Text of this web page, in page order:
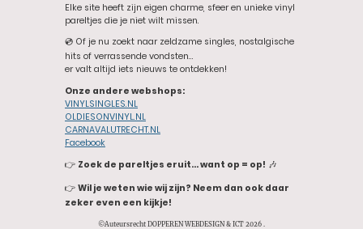
Elke site heeft zijn eigen charme, sfeer en unieke vinyl
pareltjes die je niet wilt missen.
💿 Of je nu zoekt naar zeldzame singles, nostalgische
hits of verrassende vondsten…
er valt altijd iets nieuws te ontdekken!
Onze andere webshops:
VINYLSINGLES.NL
OLDIESONVINYL.NL
CARNAVALUTRECHT.NL
Facebook
👉 Zoek de pareltjes eruit… want op = op! 🎶
👉 Wil je weten wie wij zijn? Neem dan ook daar
zeker even een kijkje!
©Auteursrecht DOPPEREN WEBDESIGN & ICT 2026 .